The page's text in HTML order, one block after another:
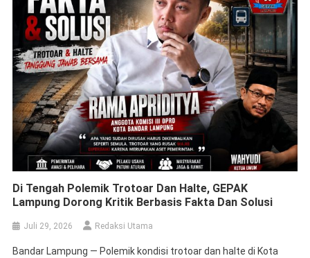
Di Tengah Polemik Trotoar Dan Halte, GEPAK
Lampung Dorong Kritik Berbasis Fakta Dan Solusi
Juli 29, 2026 Redaksi Utama
Bandar Lampung — Polemik kondisi trotoar dan halte di Kota